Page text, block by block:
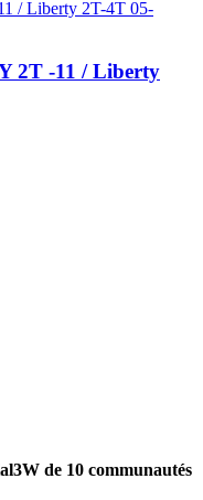
2T -11 / Liberty
de 10 communautés